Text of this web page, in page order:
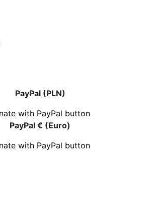
PayPal (PLN)
PayPal € (Euro)